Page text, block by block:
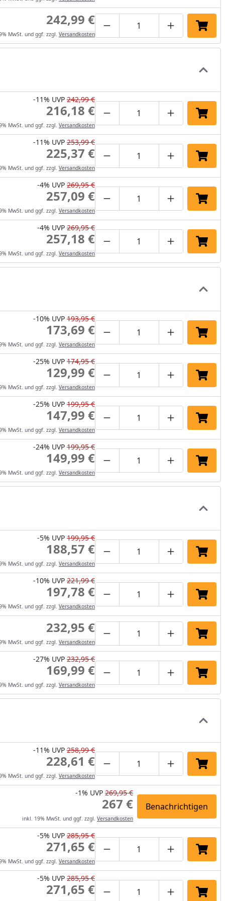
242,99 €
MwSt. und ggf. zzgl. Versandkosten Produktmenge um eins
Produktmenge In
-11% UVP 242,99 €
216,18 €
MwSt. und ggf. zzgl. Versandkosten
Produktmenge um eins
Produktmenge In
-11% UVP 253,99 €
225,37 €
MwSt. und ggf. zzgl. Versandkosten
Produktmenge um eins
Produktmenge In
-4% UVP 269,95 €
257,09 €
MwSt. und ggf. zzgl. Versandkosten
Produktmenge um eins
Produktmenge In
-4% UVP 269,95 €
257,18 €
MwSt. und ggf. zzgl. Versandkosten
Produktmenge um eins
Produktmenge In
-10% UVP 193,95 €
173,69 €
MwSt. und ggf. zzgl. Versandkosten
Produktmenge um eins
Produktmenge In
-25% UVP 174,95 €
129,99 €
MwSt. und ggf. zzgl. Versandkosten
Produktmenge um eins
Produktmenge In
-25% UVP 199,95 €
147,99 €
MwSt. und ggf. zzgl. Versandkosten
Produktmenge um eins
Produktmenge In
-24% UVP 199,95 €
149,99 €
MwSt. und ggf. zzgl. Versandkosten
Produktmenge um eins
Produktmenge In
-5% UVP 199,95 €
188,57 €
MwSt. und ggf. zzgl. Versandkosten
Produktmenge um eins
Produktmenge In
-10% UVP 221,99 €
197,78 €
MwSt. und ggf. zzgl. Versandkosten
Produktmenge um eins
Produktmenge In
232,95 €
MwSt. und ggf. zzgl. Versandkosten Produktmenge um eins
Produktmenge In
-27% UVP 232,95 €
169,99 €
MwSt. und ggf. zzgl. Versandkosten
Produktmenge um eins
Produktmenge In
-11% UVP 258,99 €
228,61 €
MwSt. und ggf. zzgl. Versandkosten
Produktmenge um eins
Produktmenge In
-1% UVP 269,95 €
267 €
inkl. 19% MwSt. und ggf. zzgl. Versandkosten
Benachrichtigen
-5% UVP 285,95 €
271,65 €
MwSt. und ggf. zzgl. Versandkosten
Produktmenge um eins
Produktmenge In
-5% UVP 285,95 €
271,65 € Produktmenge um eins
Produktmenge In